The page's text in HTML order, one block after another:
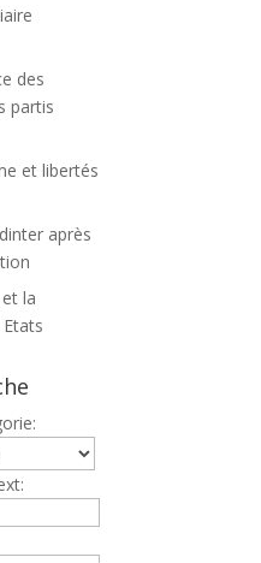
des
partis
et libertés
après
et la